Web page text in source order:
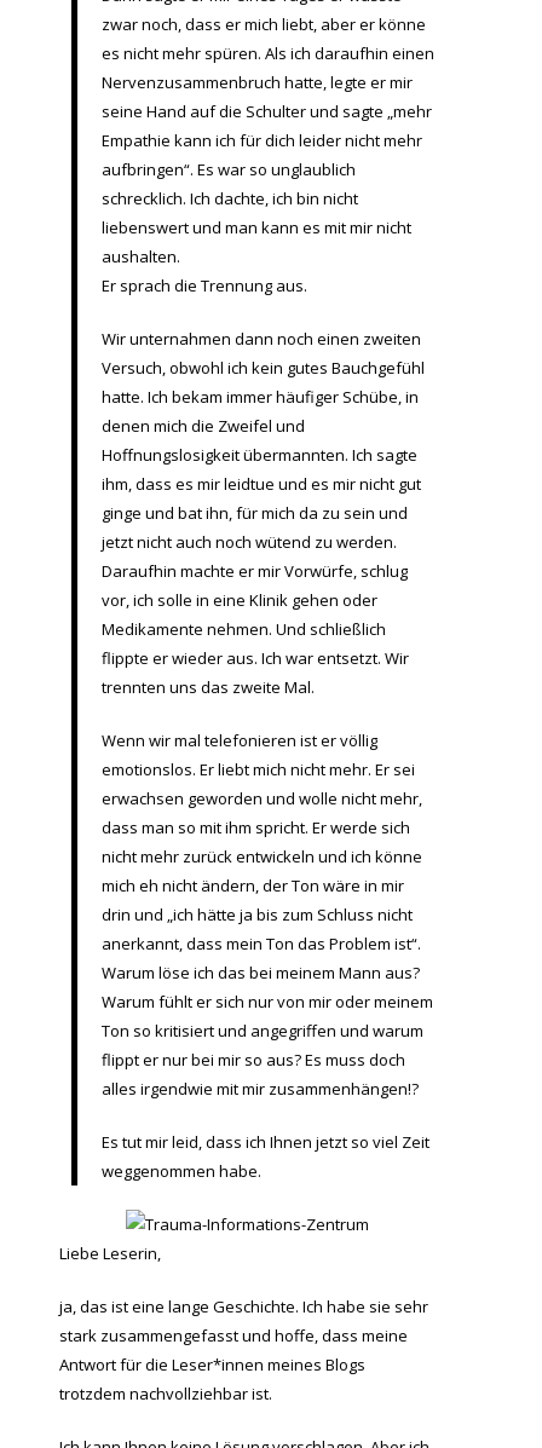
zwar noch, dass er mich liebt, aber er könne
es nicht mehr spüren. Als ich daraufhin einen
Nervenzusammenbruch hatte, legte er mir
seine Hand auf die Schulter und sagte „mehr
Empathie kann ich für dich leider nicht mehr
aufbringen“. Es war so unglaublich
schrecklich. Ich dachte, ich bin nicht
liebenswert und man kann es mit mir nicht
aushalten.
Er sprach die Trennung aus.
Wir unternahmen dann noch einen zweiten
Versuch, obwohl ich kein gutes Bauchgefühl
hatte. Ich bekam immer häufiger Schübe, in
denen mich die Zweifel und
Hoffnungslosigkeit übermannten. Ich sagte
ihm, dass es mir leidtue und es mir nicht gut
ginge und bat ihn, für mich da zu sein und
jetzt nicht auch noch wütend zu werden.
Daraufhin machte er mir Vorwürfe, schlug
vor, ich solle in eine Klinik gehen oder
Medikamente nehmen. Und schließlich
flippte er wieder aus. Ich war entsetzt. Wir
trennten uns das zweite Mal.
Wenn wir mal telefonieren ist er völlig
emotionslos. Er liebt mich nicht mehr. Er sei
erwachsen geworden und wolle nicht mehr,
dass man so mit ihm spricht. Er werde sich
nicht mehr zurück entwickeln und ich könne
mich eh nicht ändern, der Ton wäre in mir
drin und „ich hätte ja bis zum Schluss nicht
anerkannt, dass mein Ton das Problem ist“.
Warum löse ich das bei meinem Mann aus?
Warum fühlt er sich nur von mir oder meinem
Ton so kritisiert und angegriffen und warum
flippt er nur bei mir so aus? Es muss doch
alles irgendwie mit mir zusammenhängen!?
Es tut mir leid, dass ich Ihnen jetzt so viel Zeit
weggenommen habe.
Liebe Leserin,
ja, das ist eine lange Geschichte. Ich habe sie sehr
stark zusammengefasst und hoffe, dass meine
Antwort für die Leser*innen meines Blogs
trotzdem nachvollziehbar ist.